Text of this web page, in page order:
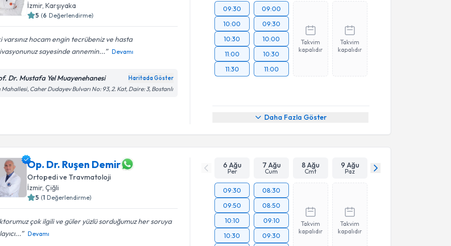
İzmir, Karşıyaka
5 (6 Değerlendirme)
varsınız hocam engin tecrübeniz ve hasta
sayesinde annemin...
Devamı
Dr. Mustafa Yel Muayenehanesi Haritada Göster
Mahallesi, Caher Dudayev Bulvarı No: 93, 2. Kat, Daire: 3, Bostanlı
09:30
10:00
10:30
11:00
11:30
09:00
09:30
10:00
10:30
11:00
Takvim
kapalıdır
Takvim
kapalıdır
Daha Fazla Göster
Op. Dr. Ruşen Demir
Ortopedi ve Travmatoloji
İzmir, Çiğli
5 (1 Değerlendirme)
çok ilgili ve güler yüzlü sorduğumuz her soruya
Devamı
6 Ağu
Per
7 Ağu
Cum
8 Ağu
Cmt
9 Ağu
Paz
09:30
09:50
10:10
10:30
08:30
08:50
09:10
09:30
Takvim
kapalıdır
Takvim
kapalıdır